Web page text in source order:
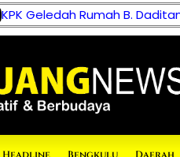
KPK Geledah Rumah B.
Headline Bengkulu Daerah